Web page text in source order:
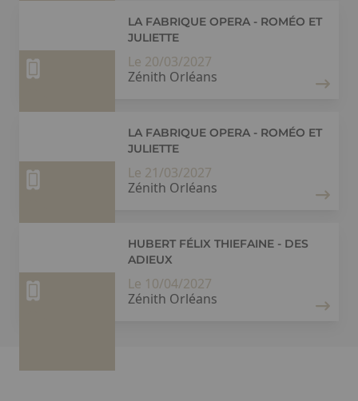
LA FABRIQUE OPERA - ROMÉO ET
JULIETTE
Le 20/03/2027
Zénith Orléans
LA FABRIQUE OPERA - ROMÉO ET
JULIETTE
Le 21/03/2027
Zénith Orléans
HUBERT FÉLIX THIEFAINE - DES
ADIEUX
Le 10/04/2027
Zénith Orléans